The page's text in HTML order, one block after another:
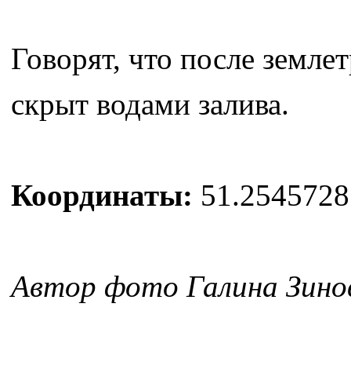
Говорят, что после
скрыт водами залива.
Координаты:
Автор фото Галина